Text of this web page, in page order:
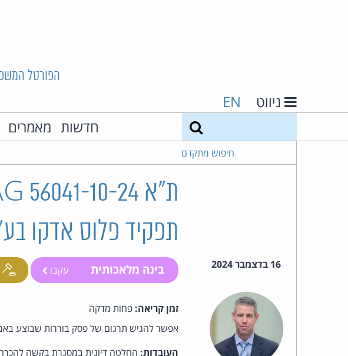
הפורטל
ניווט EN
חדשות מאמרים
חיפוש מתקדם
תפקיד פלוס אדקו
16 בדצמבר 2024 בינה מלאכותית עקבו
זמן קריאה: פחות מדקה
אפשר להגיש תרגום של פסק בוררות שבוצע
העובדות: החלטה דיונית במסגרת בקשה